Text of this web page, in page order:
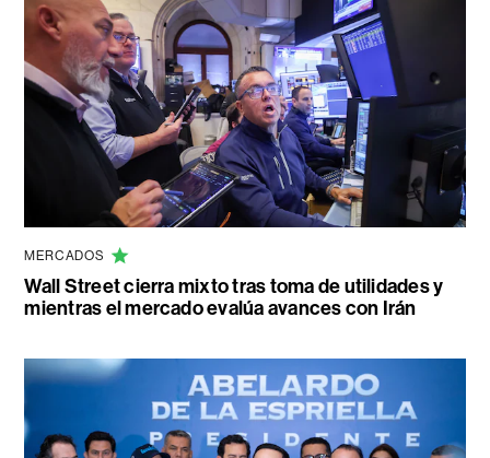
MERCADOS
Wall Street cierra mixto tras toma de utilidades y
mientras el mercado evalúa avances con Irán